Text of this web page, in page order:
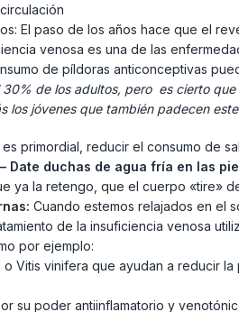
El paso de los años hace que el
venosa es una de las
de píldoras anticonceptivas
30% de los adultos, pero es cierto
los jóvenes que también padecen
es primordial, reducir el consumo de
– Date duchas de agua fría en las
ya la retengo, que el cuerpo «tire»
Cuando estemos relajados en el
de la insuficiencia venosa
por ejemplo:
Vitis vinifera que ayudan a reducir
su poder antiinflamatorio y